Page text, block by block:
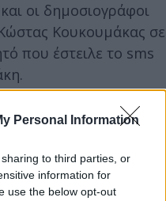
Personal Information
to third parties, or
information for
use the below opt-out
οι δημοσιογράφοι
Κουκουμάκας σε
που έστειλε το sms